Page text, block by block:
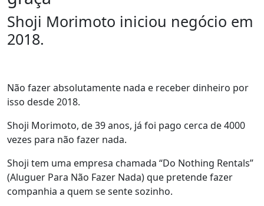
Shoji Morimoto iniciou negócio em
2018.
Não fazer absolutamente nada e receber dinheiro por
isso desde 2018.
Shoji Morimoto, de 39 anos, já foi pago cerca de 4000
vezes para não fazer nada.
Shoji tem uma empresa chamada “Do Nothing Rentals”
(Aluguer Para Não Fazer Nada) que pretende fazer
companhia a quem se sente sozinho.